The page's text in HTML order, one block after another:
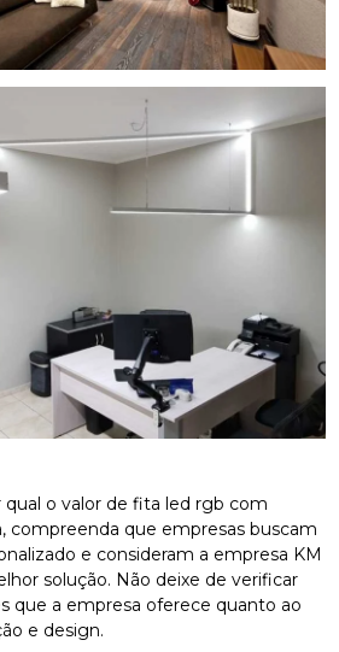
o valor de fita led rgb com
compreenda que empresas buscam
e consideram a empresa KM
solução. Não deixe de verificar
que a empresa oferece quanto ao
e design.